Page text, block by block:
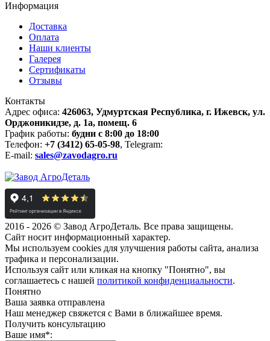
Информация
Доставка
Оплата
Наши клиенты
Галерея
Сертификаты
Отзывы
Контакты
Адрес офиса: 426063, Удмуртская Республика, г. Ижевск, ул.
Орджоникидзе, д. 1а, помещ. 6
График работы: будни с 8:00 до 18:00
Телефон: +7 (3412) 65-05-98, Telegram:
E-mail: sales@zavodagro.ru
2016 - 2026 © Завод АгроДеталь. Все права защищены.
Сайт носит информационный характер.
Мы используем cookies для улучшения работы сайта, анализа
трафика и персонализации.
Используя сайт или кликая на кнопку "Понятно", вы
соглашаетесь с нашей политикой конфиденциальности.
Понятно
Ваша заявка отправлена
Наш менеджер свяжется с Вами в ближайшее время.
Получить консультацию
Ваше имя*: